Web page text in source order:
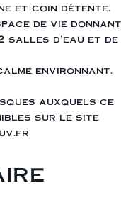
et coin détente.
de vie donnant
salles d'eau et de
environnant.
auxquels ce
sur le site